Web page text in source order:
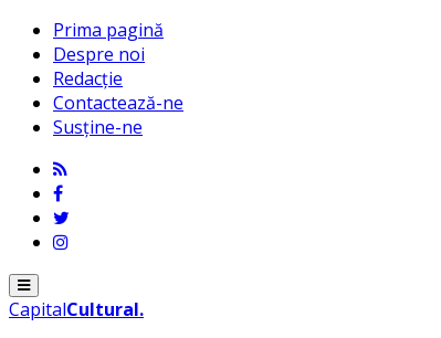
Prima pagină
Despre noi
Redacție
Contactează-ne
Susține-ne
Menu
CapitalCultural.